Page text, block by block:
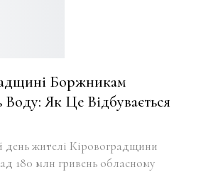
Боржникам
Як Це Відбувається
день жителі Кіровоградщини
180 млн гривень обласному